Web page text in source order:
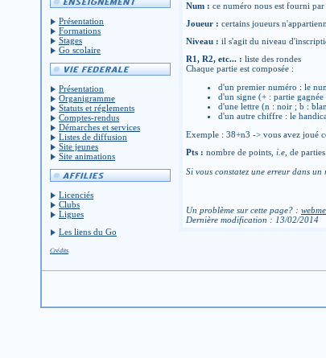
Présentation
Formations
Stages
Go scolaire
Présentation
Organigramme
Statuts et réglements
Comptes-rendus
Démarches et services
Listes de diffusion
Site jeunes
Site animations
Licenciés
Clubs
Ligues
Les liens du Go
Crédits
Num : ce numéro nous est fourni par
Joueur : certains joueurs
Niveau : il s'agit du niveau
R1, R2, etc... : liste des rondes
Chaque partie est composée :
d'un premier numéro : le
d'un signe (+ : partie
d'une lettre (n : noir ; b :
d'un autre chiffre : le
Exemple : 38+n3 -> vous avez joué
Pts : nombre de points, i.e , de
Si vous constatez une erreur dans
Un problème sur cette page? :
Dernière modification : 13/02/2014